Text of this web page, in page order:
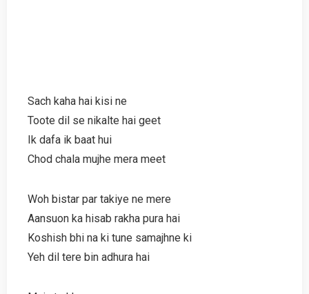
Sach kaha hai kisi ne
Toote dil se nikalte hai geet
Ik dafa ik baat hui
Chod chala mujhe mera meet
Woh bistar par takiye ne mere
Aansuon ka hisab rakha pura hai
Koshish bhi na ki tune samajhne ki
Yeh dil tere bin adhura hai